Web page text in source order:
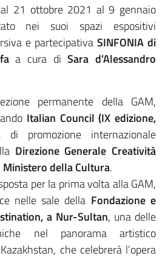
21 ottobre 2021 al 9 gennaio
nei suoi spazi espositivi
e partecipativa SINFONIA di
a cura diSara d’Alessandro
permanente della GAM,
Italian Council (IX edizione,
di promozione internazionale
Direzione Generale Creatività
della Cultura.
per la prima volta alla GAM,
nelle sale della Fondazione e
a Nur-Sultan, una delle
nel panorama artistico
che celebrerà l’opera